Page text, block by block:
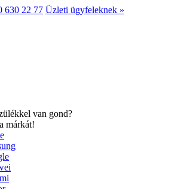
630 22 77 Üzleti ügyfeleknek »
van gond?
márkát!